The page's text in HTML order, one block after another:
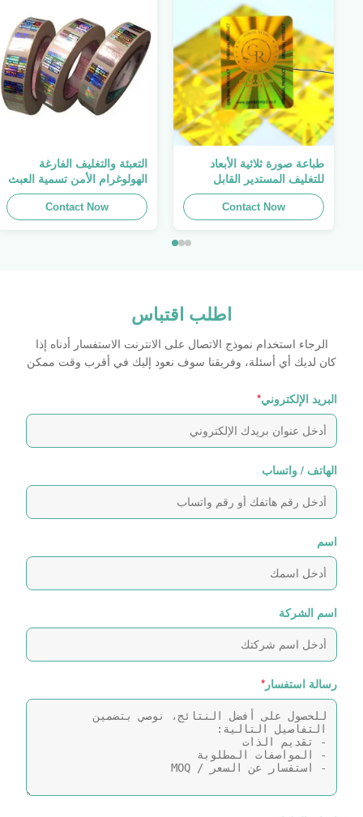
طباعة صورة ثلاثية الأبعاد
للتغليف المستدير القابل
للطباعة ، الملصق الأصلي ،
صفائح لاصقة ذاتية اللصق
Contact Now
التعبئة والتغليف الفارغة
الهولوغرام الأمن تسمية العبث
واضح ملصق الهولوغرام شعار
الليزر
Contact Now
اطلب اقتباس
الرجاء استخدام نموذج الاتصال على الانترنت الاستفسار أدناه إذا
كان لديك أي أسئلة، وفريقنا سوف نعود إليك في أقرب وقت ممكن
البريد الإلكتروني*
الهاتف / واتساب
اسم
اسم الشركة
رسالة استفسار *